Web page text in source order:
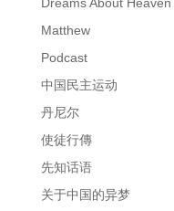
Dreams About Heaven
Matthew
Podcast
中国民主运动
丹尼尔
使徒行傳
先知话语
关于中国的异梦